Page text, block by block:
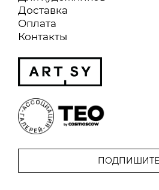
Доставка
Оплата
Контакты